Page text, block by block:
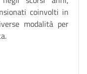
coinvolti in
modalità per